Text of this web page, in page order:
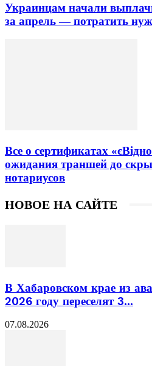
Украинцам начали
за апрель — потратить
Все о сертификатах
ожидания траншей до
нотариусов
НОВОЕ НА САЙТЕ
В Хабаровском крае из
2026 году переселят 3...
07.08.2026